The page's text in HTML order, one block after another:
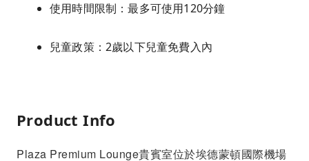
使用時間限制：最多可使用120分鐘
兒童政策：2歲以下兒童免費入內
Product Info
Plaza Premium Lounge貴賓室位於埃德蒙頓國際機場